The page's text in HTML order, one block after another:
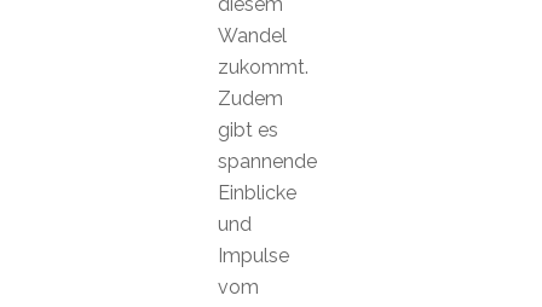
Wandel
zukommt.
Zudem
gibt es
spannende
Einblicke
und
Impulse
vom